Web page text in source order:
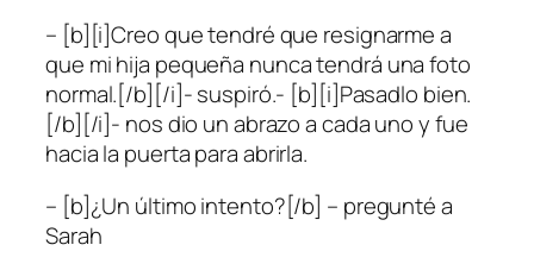
– [b][i]Creo que tendré que resignarme a
que mi hija pequeña nunca tendrá una foto
normal.[/b][/i]- suspiró.- [b][i]Pasadlo bien.
[/b][/i]- nos dio un abrazo a cada uno y fue
hacia la puerta para abrirla.
– [b]¿Un último intento?[/b] – pregunté a
Sarah